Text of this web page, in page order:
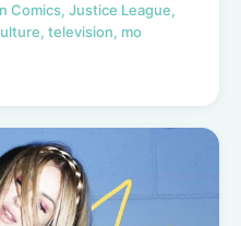
Comics, Justice League,
television, mo